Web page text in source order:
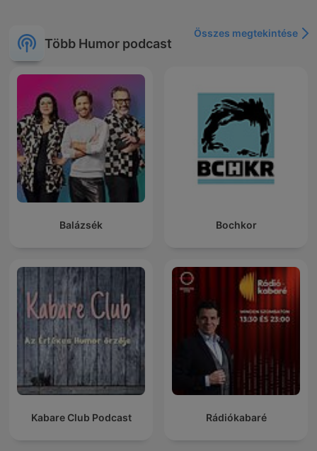
Több Humor podcast
Összes megtekintése
Balázsék Bochkor
Kabare Club Podcast Rádiókabaré